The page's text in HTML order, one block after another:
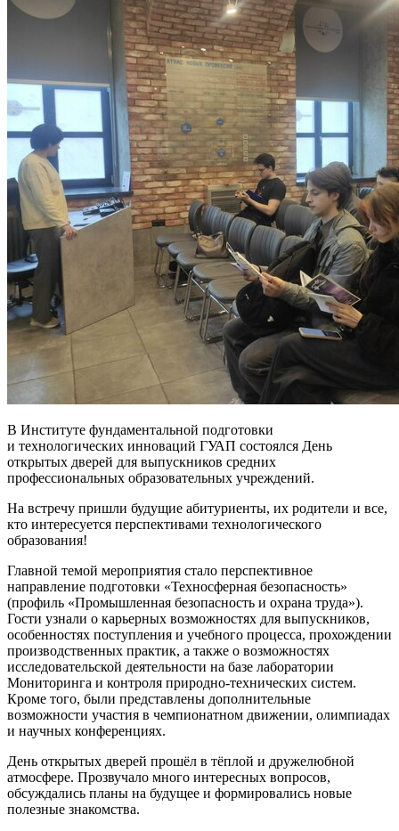
В Институте фундаментальной подготовки
и технологических инноваций ГУАП состоялся День
открытых дверей для выпускников средних
профессиональных образовательных учреждений.
На встречу пришли будущие абитуриенты, их родители и все,
кто интересуется перспективами технологического
образования!
Главной темой мероприятия стало перспективное
направление подготовки «Техносферная безопасность»
(профиль «Промышленная безопасность и охрана труда»).
Гости узнали о карьерных возможностях для выпускников,
особенностях поступления и учебного процесса, прохождении
производственных практик, а также о возможностях
исследовательской деятельности на базе лаборатории
Мониторинга и контроля природно-технических систем.
Кроме того, были представлены дополнительные
возможности участия в чемпионатном движении, олимпиадах
и научных конференциях.
День открытых дверей прошёл в тёплой и дружелюбной
атмосфере. Прозвучало много интересных вопросов,
обсуждались планы на будущее и формировались новые
полезные знакомства.